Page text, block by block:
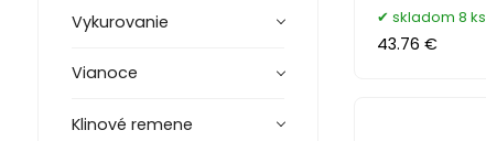
Vykurovanie
Vianoce
Klinové remene
skladom 8 ks
43.76 €